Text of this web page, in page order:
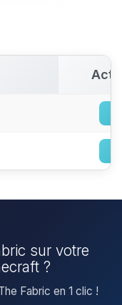
sur votre
?
Fabric en 1 clic !